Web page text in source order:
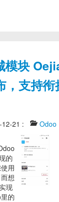
模块
，支持
21 : Odoo
的
用
想
现
的